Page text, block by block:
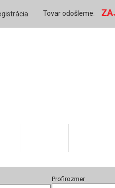
Tovar odošleme:
Profirozmer